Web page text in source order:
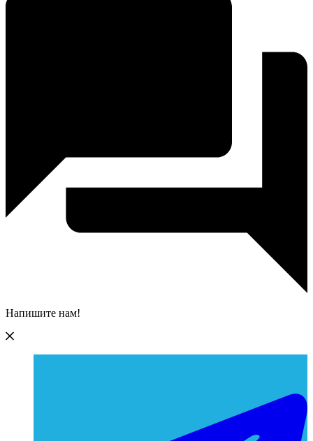
Напишите нам!